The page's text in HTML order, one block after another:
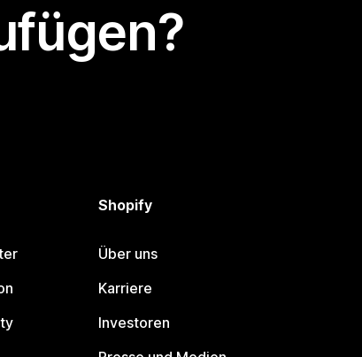
Shopify
Über uns
Karriere
Investoren